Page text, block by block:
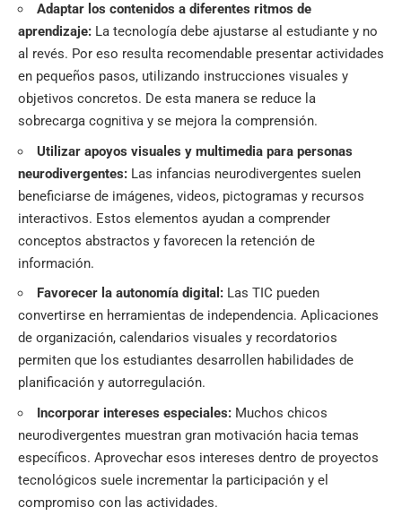
Adaptar los contenidos a diferentes ritmos de
aprendizaje: La tecnología debe ajustarse al estudiante y no
al revés. Por eso resulta recomendable presentar actividades
en pequeños pasos, utilizando instrucciones visuales y
objetivos concretos. De esta manera se reduce la
sobrecarga cognitiva y se mejora la comprensión.
Utilizar apoyos visuales y multimedia para personas
neurodivergentes: Las infancias neurodivergentes suelen
beneficiarse de imágenes, videos, pictogramas y recursos
interactivos. Estos elementos ayudan a comprender
conceptos abstractos y favorecen la retención de
información.
Favorecer la autonomía digital: Las TIC pueden
convertirse en herramientas de independencia. Aplicaciones
de organización, calendarios visuales y recordatorios
permiten que los estudiantes desarrollen habilidades de
planificación y autorregulación.
Incorporar intereses especiales: Muchos chicos
neurodivergentes muestran gran motivación hacia temas
específicos. Aprovechar esos intereses dentro de proyectos
tecnológicos suele incrementar la participación y el
compromiso con las actividades.